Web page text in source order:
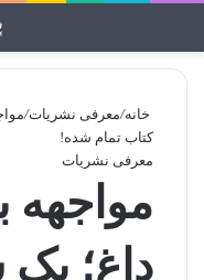
خانه/معرفی نشریات/
کتاب تمام شده!
معرفی نشریات
مواجهه
داغ؛ یک